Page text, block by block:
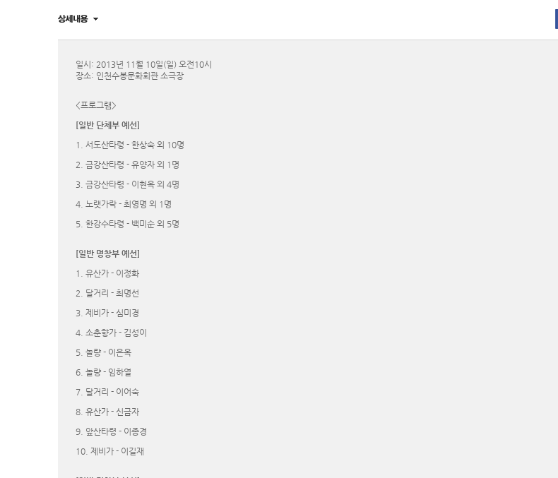
일시: 2013년 11월 10일(일) 오전10시
장소: 인천수봉문화회관 소극장
<프로그램>
[일반 단체부 예선]
1. 서도산타령 - 한상숙 외 10명
2. 금강산타령 - 유양자 외 1명
3. 금강산타령 - 이현옥 외 4명
4. 노랫가락 - 최영명 외 1명
5. 한강수타령 - 백미순 외 5명
[일반 명창부 예선]
1. 유산가 - 이정화
2. 달거리 - 최명선
3. 제비가 - 심미경
4. 소춘향가 - 김성이
5. 놀량 - 이은옥
6. 놀량 - 임하열
7. 달거리 - 이어숙
8. 유산가 - 신금자
9. 앞산타령 - 이종경
10. 제비가 - 이길재